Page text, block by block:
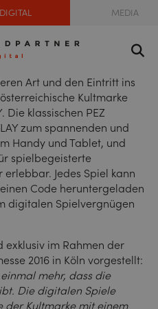
DIGITAL MEDIA
Art und den Eintritt ins
Kultmarke
Die klassischen PEZ
zum spannenden und
Handy und Tablet, und
spielbegeisterte
Jedes Spiel kann
Code heruntergeladen
digitalen Spielvergnügen
exklusiv im Rahmen der
2016 in Köln vorgestellt:
einmal mehr, dass die
Die digitalen Spiele
der Kultmarke mit einem